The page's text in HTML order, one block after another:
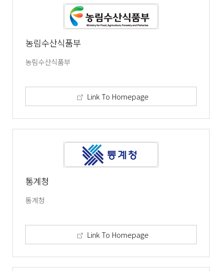
농림수산식품부
농림수산식품부
Link To Homepage
통계청
통계청
Link To Homepage